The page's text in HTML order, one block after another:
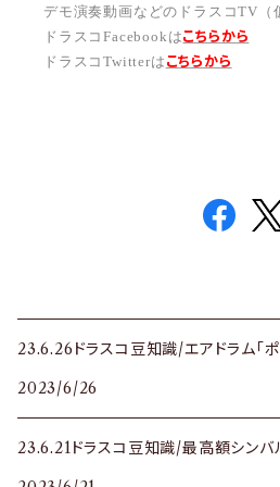
デモ演奏動画などのドラスコTV（
ドラスコFacebookはこちらから
ドラスコTwitterは こちらから
23.6.26ドラスコ豆知識/エアドラム「ポ
2023/6/26
23.6.21ドラスコ豆知識/最高額シンバ